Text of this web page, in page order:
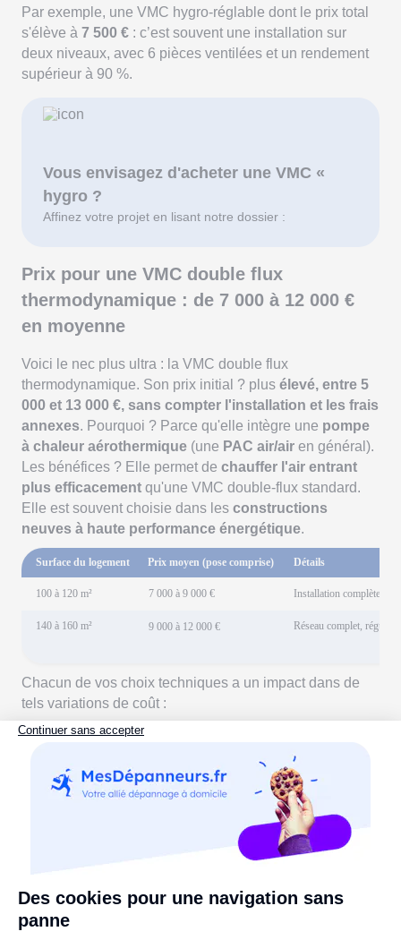
Par exemple, une VMC hygro-réglable dont le prix total
s'élève à 7 500 € : c’est souvent une installation sur
deux niveaux, avec 6 pièces ventilées et un rendement
supérieur à 90 %.
Vous envisagez d'acheter une VMC «
hygro ?
Affinez votre projet en lisant notre dossier :
Prix pour une VMC double flux
thermodynamique : de 7 000 à 12 000 €
en moyenne
Voici le nec plus ultra : la VMC double flux
thermodynamique. Son prix initial ? plus élevé, entre 5
000 et 13 000 €, sans compter l'installation et les frais
annexes. Pourquoi ? Parce qu'elle intègre une pompe
à chaleur aérothermique (une PAC air/air en général).
Les bénéfices ? Elle permet de chauffer l'air entrant
plus efficacement qu'une VMC double-flux standard.
Elle est souvent choisie dans les constructions
neuves à haute performance énergétique.
Surface du logement Prix moyen (pose comprise) Détails
100 à 120 m² 7 000 à 9 000 € Installation complète
140 à 160 m² 9 000 à 12 000 € Réseau complet,
Chacun de vos choix techniques a un impact dans de
tels variations de coût :
Letype de pompe à chaleur intégrée
000 à 2 000 €
Lerendement globaldu système : au-delà de 90 %,
les équipements sont plus complexes, avec
davantage de composants électroniques.
: pilotage via application,
capteurs de CO₂… Ces systèmes intelligents
apportent du confort, mais représentent un surcoût non
Vous l'aurez compris, ce type de VMC s'avère très
intéressante dans le cadre de projets neufs, où l’objectif